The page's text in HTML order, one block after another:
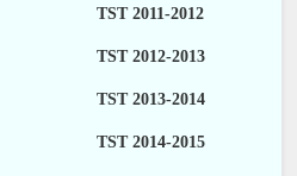
TST 2011-2012
TST 2012-2013
TST 2013-2014
TST 2014-2015